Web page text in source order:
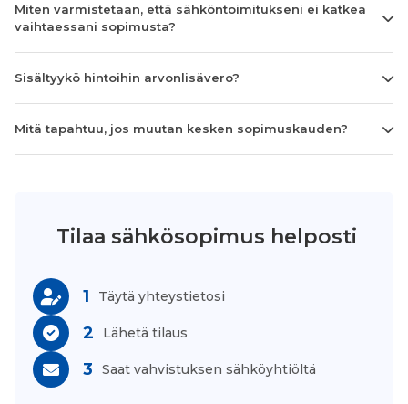
Miten varmistetaan, että sähköntoimitukseni ei katkea
vaihtaessani sopimusta?
Sisältyykö hintoihin arvonlisävero?
Mitä tapahtuu, jos muutan kesken sopimuskauden?
Tilaa sähkösopimus helposti
1 Täytä yhteystietosi
2 Lähetä tilaus
3 Saat vahvistuksen sähköyhtiöltä